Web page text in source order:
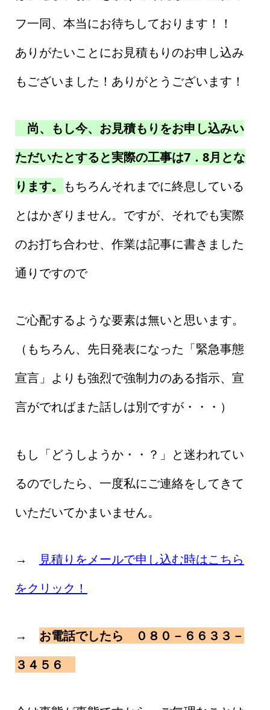
フ一同、本当にお待ちしております！！
ありがたいことにお見積もりのお申し込み
もございました！ありがとうございます！
尚、もし今、お見積もりをお申し込みい
ただいたとすると実際の工事は7．8月とな
ります。 もちろんそれまでに終息している
とはかぎりません。ですが、それでも実際
のお打ち合わせ、作業は記事に書きました
通りですので
ご心配するような要素は無いと思います。
（もちろん、先日発表になった「緊急事態
宣言」よりも強烈で強制力のある指示、宣
言がでればまた話しは別ですが・・・）
もし「どうしようか・・？」と迷われてい
るのでしたら、一度私にご連絡をしてきて
いただいてかまいません。
→
見積りをメールで申し込む時はこちら
をクリック！
→ お電話でしたら ０８０－６６３３－
３４５６